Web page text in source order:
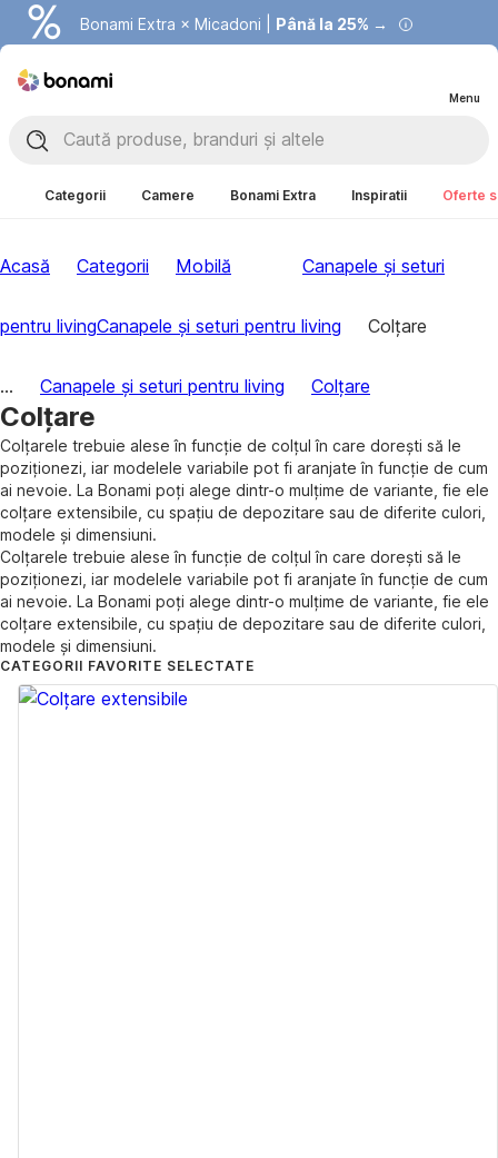
Bonami Extra × Micadoni | Până la 25% →
Summer Sale | Economisești până la 40% →
Menu
Categorii Camere Bonami Extra Inspiratii Oferte
Acasă Categorii Mobilă Canapele și seturi
pentru livingCanapele și seturi pentru living Colțare
... Canapele și seturi pentru living Colțare
Colțare
Colțarele trebuie alese în funcție de colțul în care dorești să le
poziționezi, iar modelele variabile pot fi aranjate în funcție de cum
ai nevoie. La Bonami poți alege dintr-o mulțime de variante, fie ele
colțare extensibile, cu spațiu de depozitare sau de diferite culori,
modele și dimensiuni.
Colțarele trebuie alese în funcție de colțul în care dorești să le
poziționezi, iar modelele variabile pot fi aranjate în funcție de cum
ai nevoie. La Bonami poți alege dintr-o mulțime de variante, fie ele
colțare extensibile, cu spațiu de depozitare sau de diferite culori,
modele și dimensiuni.
CATEGORII FAVORITE SELECTATE